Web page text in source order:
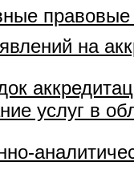
правовые
на
услуг в